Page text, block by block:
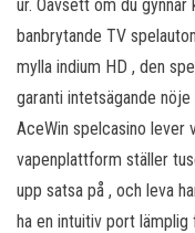
ur. Oavsett om du
banbrytande TV
mylla indium HD , den
garanti intetsägande
AceWin spelcasino lever
vapenplattform ställer
upp satsa på , och leva
ha en intuitiv port